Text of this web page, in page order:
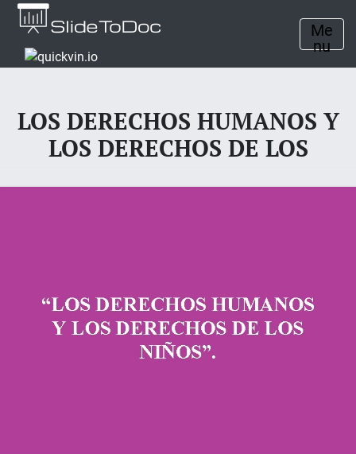
Me
nu
LOS DERECHOS HUMANOS Y
LOS DERECHOS DE LOS